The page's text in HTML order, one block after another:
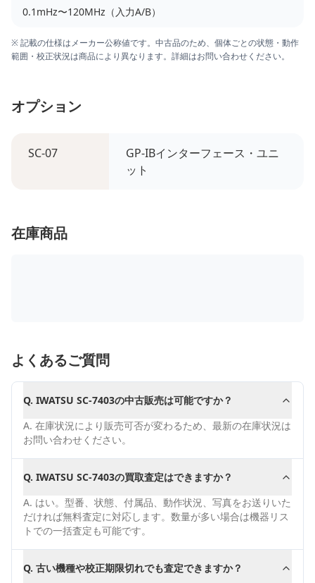
0.1mHz〜120MHz（入力A/B）
※ 記載の仕様はメーカー公称値です。中古品のため、個体ごとの状態・動作
範囲・校正状況は商品により異なります。詳細はお問い合わせください。
オプション
SC-07
GP-IBインターフェース・ユニ
ット
在庫商品
よくあるご質問
Q. IWATSU SC-7403の中古販売は可能ですか？
A. 在庫状況により販売可否が変わるため、最新の在庫状況は
お問い合わせください。
Q. IWATSU SC-7403の買取査定はできますか？
A. はい。型番、状態、付属品、動作状況、写真をお送りいた
だければ無料査定に対応します。数量が多い場合は機器リス
トでの一括査定も可能です。
Q. 古い機種や校正期限切れでも査定できますか？